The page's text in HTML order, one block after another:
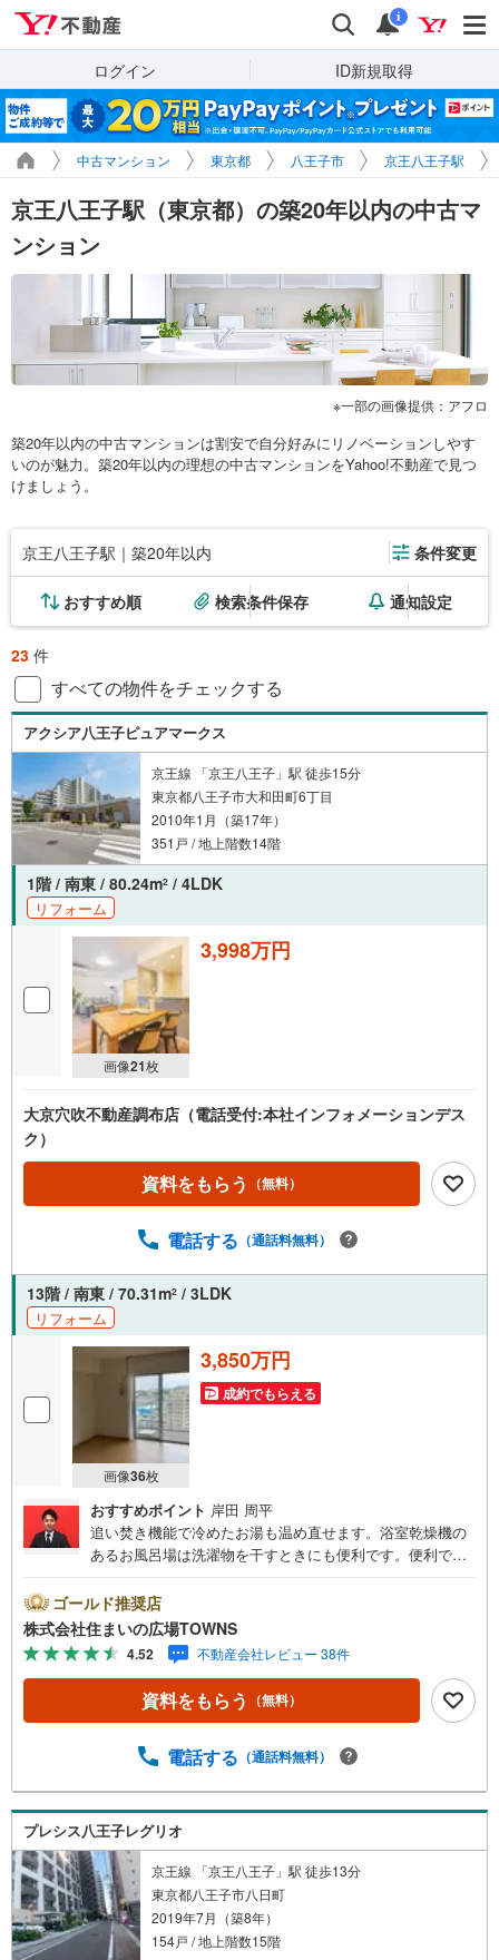
検索 通知
i
ログイン ID新規取得
中古マンション 東京都 八王子市 京王八王子駅
京王八王子駅（東京都）の築20年以内の中古マ
ンション
一部の画像提供：アフロ
築20年以内の中古マンションは割安で自分好みにリノベーションしやす
いのが魅力。築20年以内の理想の中古マンションをYahoo!不動産で見つ
けましょう。
京王八王子駅｜築20年以内 条件変更
おすすめ順 検索条件保存 通知設定
23 件
すべての物件をチェックする
アクシア八王子ピュアマークス
京王線 「京王八王子」駅 徒歩15分
東京都八王子市大和田町6丁目
2010年1月（築17年）
351戸 / 地上階数14階
1階 / 南東 / 80.24m2 / 4LDK
リフォーム
画像21枚
3,998万円
大京穴吹不動産調布店（電話受付:本社インフォメーションデス
ク）
資料をもらう （無料）
電話する （通話料無料）
13階 / 南東 / 70.31m2 / 3LDK
リフォーム
画像36枚
3,850万円
成約でもらえる
おすすめポイント 岸田 周平
追い焚き機能で冷めたお湯も温め直せます。浴室乾燥機の
あるお風呂場は洗濯物を干すときにも便利です。便利で快
つろぎの空間のある、3LDKの物件です。バルコニーが16.9
5平米の大きさの物件です。帰宅が夜遅くなる方も安心の、
管理人常駐物件。モニターから顔が見えるTVインターホン
付きです。【年中無休/9:00～21:00】人気物件は特にお問
い合わせが集中するため、お早めにお電話下さい。「室
内・現地を見学する」ボタンよりご予約頂くとご見学がス
宅ローンのご相談○ライフプランのシミュレーション■住ま
なってお客様に合った物件をご紹介させて頂きます！ /他社
様掲載物件も併せてご紹介可能ですのでお気軽にお問い合
わせ下さい♪駐車場もございますので、お車でのお越しも
大歓迎です！
ゴールド推奨店
株式会社住まいの広場TOWNS
4.52 不動産会社レビュー 38件
資料をもらう （無料）
電話する （通話料無料）
プレシス八王子レグリオ
京王線 「京王八王子」駅 徒歩13分
東京都八王子市八日町
2019年7月（築8年）
154戸 / 地上階数15階